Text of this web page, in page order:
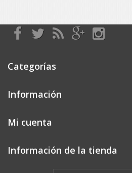
Categorías
Información
Mi cuenta
Información de la tienda